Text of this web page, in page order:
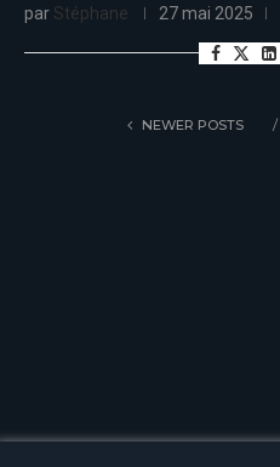
par Stéphane 27 mai 2025
NEWER POSTS